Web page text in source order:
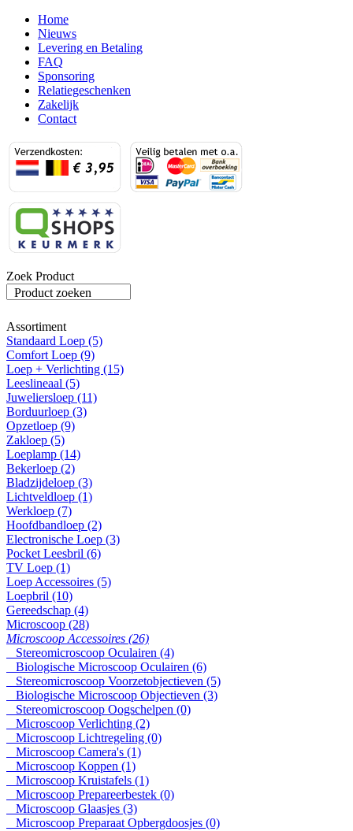
Home
Nieuws
Levering en Betaling
FAQ
Sponsoring
Relatiegeschenken
Zakelijk
Contact
Zoek Product
Product zoeken
Assortiment
Standaard Loep (5)
Comfort Loep (9)
Loep + Verlichting (15)
Leeslineaal (5)
Juweliersloep (11)
Borduurloep (3)
Opzetloep (9)
Zakloep (5)
Loeplamp (14)
Bekerloep (2)
Bladzijdeloep (3)
Lichtveldloep (1)
Werkloep (7)
Hoofdbandloep (2)
Electronische Loep (3)
Pocket Leesbril (6)
TV Loep (1)
Loep Accessoires (5)
Loepbril (10)
Gereedschap (4)
Microscoop (28)
Microscoop Accessoires (26)
Stereomicroscoop Oculairen (4)
Biologische Microscoop Oculairen (6)
Stereomicroscoop Voorzetobjectieven (5)
Biologische Microscoop Objectieven (3)
Stereomicroscoop Oogschelpen (0)
Microscoop Verlichting (2)
Microscoop Lichtregeling (0)
Microscoop Camera's (1)
Microscoop Koppen (1)
Microscoop Kruistafels (1)
Microscoop Prepareerbestek (0)
Microscoop Glaasjes (3)
Microscoop Preparaat Opbergdoosjes (0)